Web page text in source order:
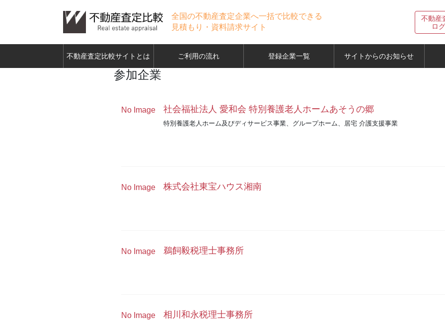
全国の不動産査定企業へ一括で比較できる
見積もり・資料請求サイト
不動産
ロ
不動産査定比較サイトとは ご利用の流れ 登録企業一覧 サイトからのお知らせ
参加企業
No Image 社会福祉法人 愛和会 特別養護老人ホームあそうの郷
特別養護老人ホーム及びディサービス事業、グループホーム、居宅 介護支援事業
No Image 株式会社東宝ハウス湘南
No Image 鵜飼毅税理士事務所
No Image 相川和永税理士事務所